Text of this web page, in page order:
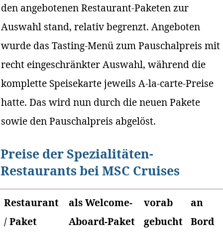
den angebotenen Restaurant-Paketen zur
Auswahl stand, relativ begrenzt. Angeboten
wurde das Tasting-Menü zum Pauschalpreis mit
recht eingeschränkter Auswahl, während die
komplette Speisekarte jeweils A-la-carte-Preise
hatte. Das wird nun durch die neuen Pakete
sowie den Pauschalpreis abgelöst.
Preise der Spezialitäten-
Restaurants bei MSC Cruises
Restaurant
/ Paket
als Welcome-
Aboard-Paket
vorab
gebucht
an
Bord